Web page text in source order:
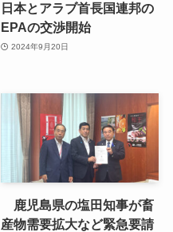
日本とアラブ首長国連邦の
EPAの交渉開始
2024年9月20日
鹿児島県の塩田知事が畜
産物需要拡大など緊急要請